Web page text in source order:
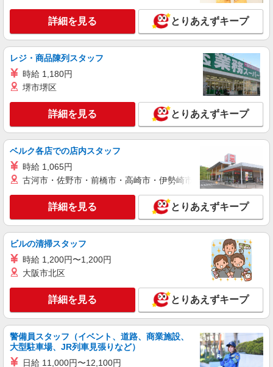
タイヨー石岡店
食品スーパーの精肉スタッフ
時給 ・一般：1,280円 ・大学、専門：1,260円
・高校：1,220円 ▼その他、待遇欄をご覧くださ
い▼茨城県石岡市府中2-8-10
詳細を見る
パート
タイヨー石岡店
茨城県石岡市府中2-8-10
キープ 詳細を見る
アルバイト パート
タイヨー石岡店
食品スーパーの精肉スタッフ
時給 ・大学、専門：1,260円 ・高校：1,220円
▼その他、待遇欄をご覧ください▼
茨城県石岡市府中2-8-10
キープ 詳細を見る
アルバイト パート
詳細を見る とりあえずキープ
レジ・商品陳列スタッフ
時給 1,180円
堺市堺区
詳細を見る とりあえずキープ
ベルク各店での店内スタッフ
時給 1,065円
古河市・佐野市・前橋市・高崎市・伊勢崎市・太田市・館林市
詳細を見る とりあえずキープ
ビルの清掃スタッフ
時給 1,200円〜1,200円
大阪市北区
詳細を見る とりあえずキープ
警備員スタッフ（イベント、道路、商業施設、
大型駐車場、JR列車見張りなど）
日給 11,000円〜12,100円